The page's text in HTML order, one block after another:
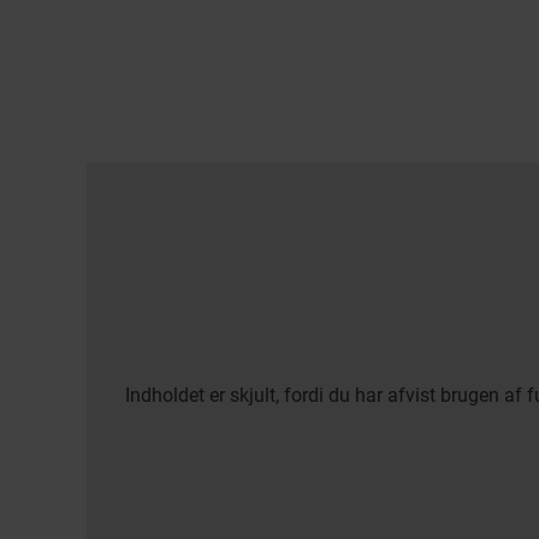
Indholdet er skjult, fordi du har afvist brugen af